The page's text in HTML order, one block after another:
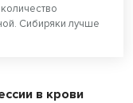
Сибиряки лучше
в крови